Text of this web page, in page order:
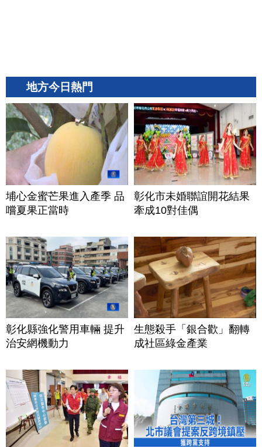
地方今日熱門
埔心金蜜芒果進入產季 品
嚐夏果正當時
彰化市未婚聯誼開花結果
牽成10對佳偶
彰化縣強化警用車輛 提升
治安網機動力
生態殺手「銀合歡」翻轉
成社區綠金產業